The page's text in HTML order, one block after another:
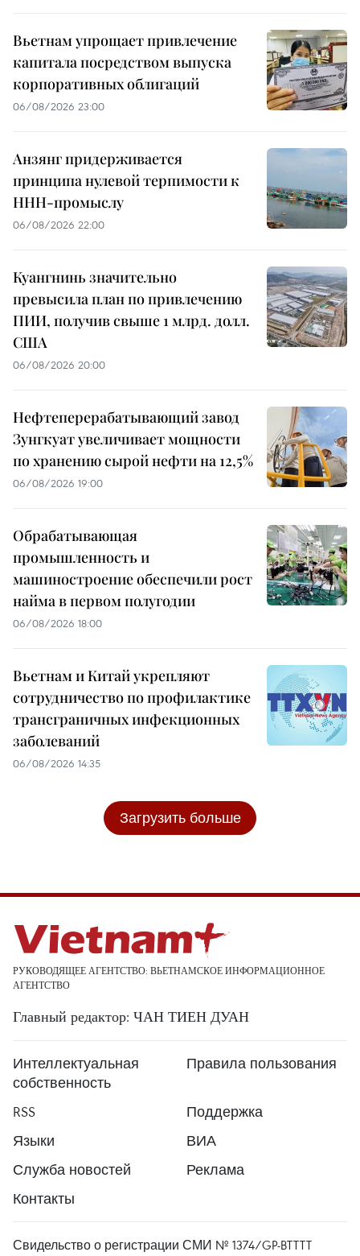
Вьетнам упрощает привлечение
капитала посредством выпуска
корпоративных облигаций
06/08/2026 23:00
Анзянг придерживается
принципа нулевой терпимости к
ННН-промыслу
06/08/2026 22:00
Куангнинь значительно
превысила план по привлечению
ПИИ, получив свыше 1 млрд. долл.
США
06/08/2026 20:00
Нефтеперерабатывающий завод
Зунгкуат увеличивает мощности
по хранению сырой нефти на 12,5%
06/08/2026 19:00
Обрабатывающая
промышленность и
машиностроение обеспечили рост
найма в первом полугодии
06/08/2026 18:00
Вьетнам и Китай укрепляют
сотрудничество по профилактике
трансграничных инфекционных
заболеваний
06/08/2026 14:35
Загрузить больше
РУКОВОДЯЩЕЕ АГЕНТСТВО: ВЬЕТНАМСКОЕ ИНФОРМАЦИОННОЕ
АГЕНТСТВО
Главный редактор: ЧАН ТИЕН ДУАН
Интеллектуальная
собственность
Правила пользования
RSS
Поддержка
Языки
ВИА
Служба новостей
Реклама
Контакты
Свидельство о регистрации СМИ № 1374/GP-BTTTT